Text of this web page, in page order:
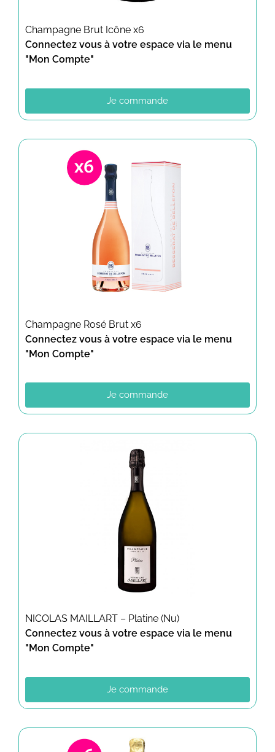
Champagne Brut Icône x6
Connectez vous à votre espace via le menu
"Mon Compte"
Je commande
Champagne Rosé Brut x6
Connectez vous à votre espace via le menu
"Mon Compte"
Je commande
NICOLAS MAILLART – Platine (Nu)
Connectez vous à votre espace via le menu
"Mon Compte"
Je commande